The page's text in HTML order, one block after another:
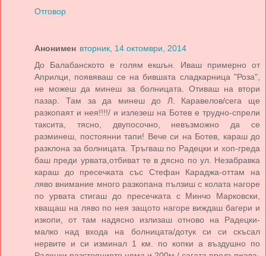
Отговор
Анонимен вторник, 14 октомври, 2014
До Балабанското е голям екшън. Иваш примерно от
Априлци, появяваш се на бившата сладкарница "Роза",
не можеш да минеш за болницата. Отиваш на втори
пазар. Там за да минеш до Л. Каравелов/сега ще
разкопаят и нея!!!!/ и излезеш на Ботев е трудно-спрели
таксита, тясно, двупосочно, невъзможно да се
разминеш, постоянни тапи! Вече си на Ботев, караш до
разклона за болницата. Тръгваш по Радецки и хоп-греда
баш преди урвата,отбиват те в дясно по ул. Незабравка
караш до пресечката със Стефан Караджа-оттам на
ляво внимание много разкопана пълзиш с колата нагоре
по урвата стигаш до пресечката с Минчо Марковски,
хващаш на ляво по нея защото нагоре виждаш багери и
изкопи, от там надясно излизаш отново на Радецки-
малко над входа на болницата/дотук си си скъсал
нервите и си изминал 1 км. по копки а въздушно по